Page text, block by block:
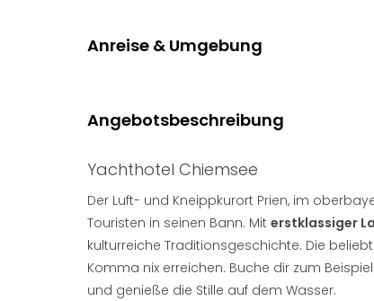
Anreise & Umgebung
Angebotsbeschreibung
Yachthotel Chiemsee
Der Luft- und Kneippkurort Prien, im
Touristen in seinen Bann. Mit erstklassiger
kulturreiche Traditionsgeschichte. Die
Komma nix erreichen. Buche dir zum
und genieße die Stille auf dem Wasser.